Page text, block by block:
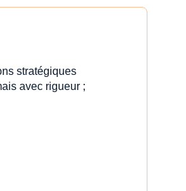
stratégiques
avec rigueur ;